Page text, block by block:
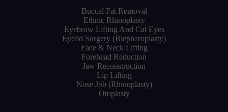
Buccal Fat Removal
Ethnic Rhinoplasty
Eyebrow Lifting And Cat Eyes
Eyelid Surgery (Blepharoplasty)
Face & Neck Lifting
Forehead Reduction
Jaw Reconstruction
Lip Lifting
Nose Job (Rhinoplasty)
Otoplasty